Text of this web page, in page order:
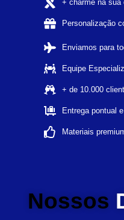
+ charme na sua
Personalização
Enviamos para
Equipe
+ de 10.000
Entrega pontual
Materiais
Nossos